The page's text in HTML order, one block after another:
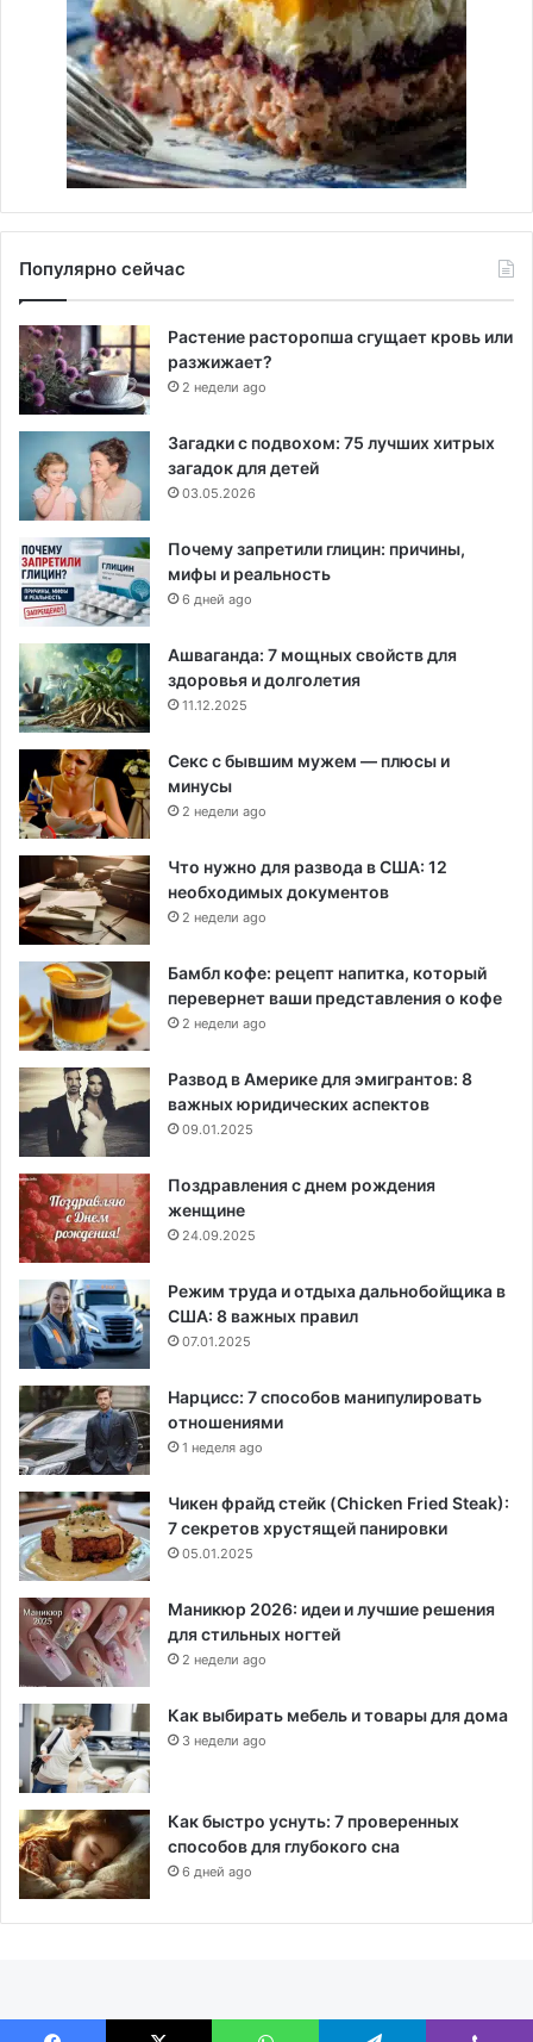
Популярно сейчас
Растение расторопша сгущает кровь или
разжижает?
2 недели ago
Загадки с подвохом: 75 лучших хитрых
загадок для детей
03.05.2026
Почему запретили глицин: причины,
мифы и реальность
6 дней ago
Ашваганда: 7 мощных свойств для
здоровья и долголетия
11.12.2025
Секс с бывшим мужем — плюсы и
минусы
2 недели ago
Что нужно для развода в США: 12
необходимых документов
2 недели ago
Бамбл кофе: рецепт напитка, который
перевернет ваши представления о кофе
2 недели ago
Развод в Америке для эмигрантов: 8
важных юридических аспектов
09.01.2025
Поздравления с днем рождения
женщине
24.09.2025
Режим труда и отдыха дальнобойщика в
США: 8 важных правил
07.01.2025
Нарцисс: 7 способов манипулировать
отношениями
1 неделя ago
Чикен фрайд стейк (Chicken Fried Steak):
7 секретов хрустящей панировки
05.01.2025
Маникюр 2026: идеи и лучшие решения
для стильных ногтей
2 недели ago
Как выбирать мебель и товары для дома
3 недели ago
Как быстро уснуть: 7 проверенных
способов для глубокого сна
6 дней ago